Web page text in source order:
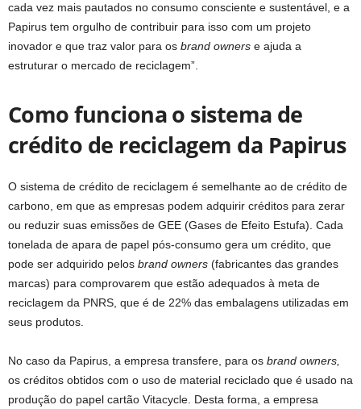
cada vez mais pautados no consumo consciente e sustentável, e a
Papirus tem orgulho de contribuir para isso com um projeto
inovador e que traz valor para os brand owners e ajuda a
estruturar o mercado de reciclagem”.
Como funciona o sistema de
crédito de reciclagem da Papirus
O sistema de crédito de reciclagem é semelhante ao de crédito de
carbono, em que as empresas podem adquirir créditos para zerar
ou reduzir suas emissões de GEE (Gases de Efeito Estufa). Cada
tonelada de apara de papel pós-consumo gera um crédito, que
pode ser adquirido pelos brand owners (fabricantes das grandes
marcas) para comprovarem que estão adequados à meta de
reciclagem da PNRS, que é de 22% das embalagens utilizadas em
seus produtos.
No caso da Papirus, a empresa transfere, para os brand owners,
os créditos obtidos com o uso de material reciclado que é usado na
produção do papel cartão Vitacycle. Desta forma, a empresa